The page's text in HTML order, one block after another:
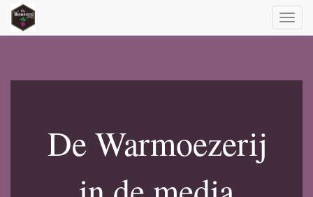
Toggle
De Warmoezerij